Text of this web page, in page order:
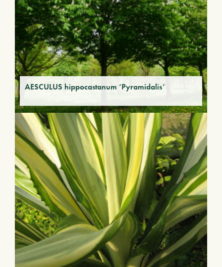
AESCULUS hippocastanum ‘Pyramidalis’